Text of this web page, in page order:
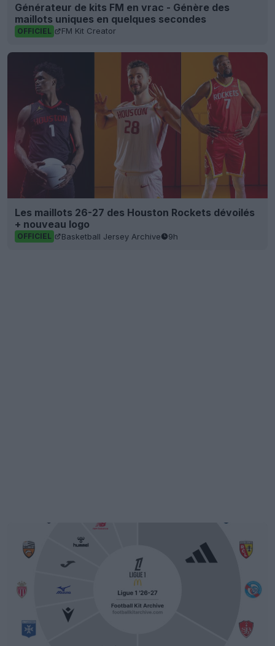
Générateur de kits FM en vrac - Génère des
maillots uniques en quelques secondes
OFFICIEL FM Kit Creator
Les maillots 26-27 des Houston Rockets dévoilés
+ nouveau logo
OFFICIEL Basketball Jersey Archive 9h